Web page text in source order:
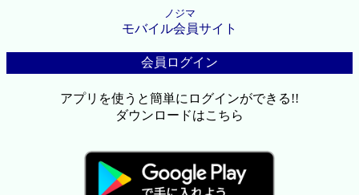
ノジマ
モバイル会員サイト
会員ログイン
アプリを使うと簡単にログインができる!!
ダウンロードはこちら